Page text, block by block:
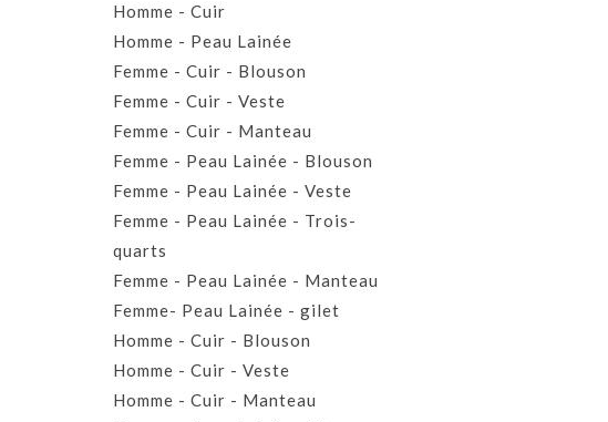
Homme - Cuir
Homme - Peau Lainée
Femme - Cuir - Blouson
Femme - Cuir - Veste
Femme - Cuir - Manteau
Femme - Peau Lainée - Blouson
Femme - Peau Lainée - Veste
Femme - Peau Lainée - Trois-
quarts
Femme - Peau Lainée - Manteau
Femme- Peau Lainée - gilet
Homme - Cuir - Blouson
Homme - Cuir - Veste
Homme - Cuir - Manteau